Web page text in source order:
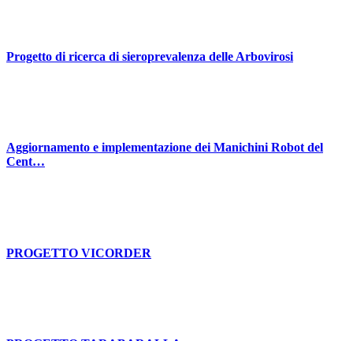
Progetto di ricerca di sieroprevalenza delle Arbovirosi
Aggiornamento e implementazione dei Manichini Robot del
Cent…
PROGETTO VICORDER